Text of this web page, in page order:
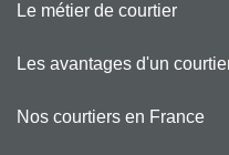
Le métier de courtier
Les avantages d'un
Nos courtiers en France